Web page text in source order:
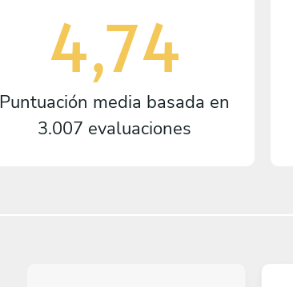
4,74
Puntuación media basada en
3.007 evaluaciones